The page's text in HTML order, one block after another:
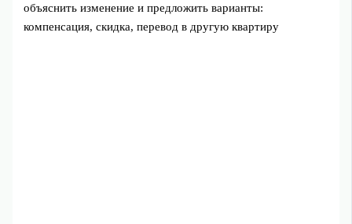
объяснить изменение и предложить варианты:
компенсация, скидка, перевод в другую квартиру